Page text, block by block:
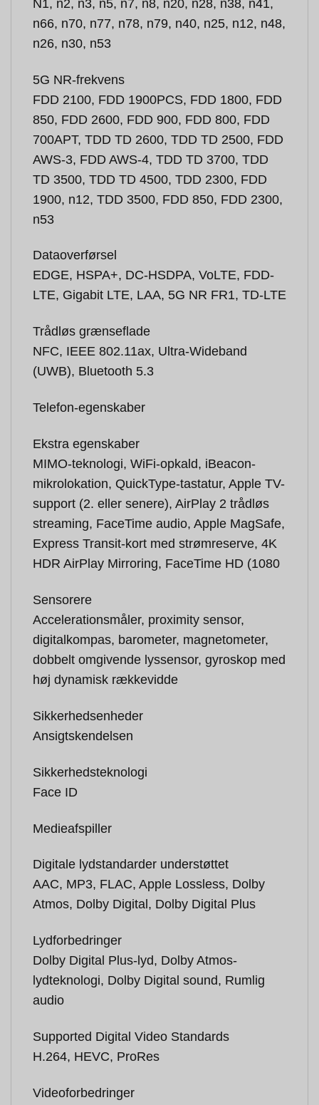
N1, n2, n3, n5, n7, n8, n20, n28, n38, n41,
n66, n70, n77, n78, n79, n40, n25, n12, n48,
n26, n30, n53
5G NR-frekvens
FDD 2100, FDD 1900PCS, FDD 1800, FDD
850, FDD 2600, FDD 900, FDD 800, FDD
700APT, TDD TD 2600, TDD TD 2500, FDD
AWS-3, FDD AWS-4, TDD TD 3700, TDD
TD 3500, TDD TD 4500, TDD 2300, FDD
1900, n12, TDD 3500, FDD 850, FDD 2300,
n53
Dataoverførsel
EDGE, HSPA+, DC-HSDPA, VoLTE, FDD-
LTE, Gigabit LTE, LAA, 5G NR FR1, TD-LTE
Trådløs grænseflade
NFC, IEEE 802.11ax, Ultra-Wideband
(UWB), Bluetooth 5.3
Telefon-egenskaber
Ekstra egenskaber
MIMO-teknologi, WiFi-opkald, iBeacon-
mikrolokation, QuickType-tastatur, Apple TV-
support (2. eller senere), AirPlay 2 trådløs
streaming, FaceTime audio, Apple MagSafe,
Express Transit-kort med strømreserve, 4K
HDR AirPlay Mirroring, FaceTime HD (1080
Sensorere
Accelerationsmåler, proximity sensor,
digitalkompas, barometer, magnetometer,
dobbelt omgivende lyssensor, gyroskop med
høj dynamisk rækkevidde
Sikkerhedsenheder
Ansigtskendelsen
Sikkerhedsteknologi
Face ID
Medieafspiller
Digitale lydstandarder understøttet
AAC, MP3, FLAC, Apple Lossless, Dolby
Atmos, Dolby Digital, Dolby Digital Plus
Lydforbedringer
Dolby Digital Plus-lyd, Dolby Atmos-
lydteknologi, Dolby Digital sound, Rumlig
audio
Supported Digital Video Standards
H.264, HEVC, ProRes
Videoforbedringer